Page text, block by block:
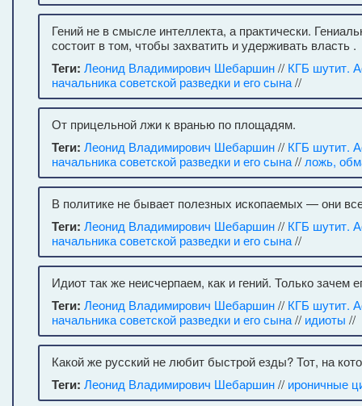
Гений не в смысле интеллекта, а практически.
состоит в том, чтобы захватить и удерживать власть .
Теги: Леонид Владимирович Шебаршин// КГБ шутит.
начальника советской разведки и его сына//
От прицельной лжи к вранью по площадям.
Теги: Леонид Владимирович Шебаршин// КГБ шутит.
начальника советской разведки и его сына// ложь,
В политике не бывает полезных ископаемых — они
Теги: Леонид Владимирович Шебаршин// КГБ шутит.
начальника советской разведки и его сына//
Идиот так же неисчерпаем, как и гений. Только зачем
Теги: Леонид Владимирович Шебаршин// КГБ шутит.
начальника советской разведки и его сына// идиоты //
Какой же русский не любит быстрой езды? Тот, на
Теги: Леонид Владимирович Шебаршин// ироничные